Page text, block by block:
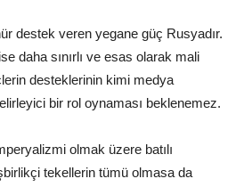
destek veren yegane güç Rusyadır.
daha sınırlı ve esas olarak mali
desteklerinin kimi medya
bir rol oynaması beklenemez.
olmak üzere batılı
tekellerin tümü olmasa da